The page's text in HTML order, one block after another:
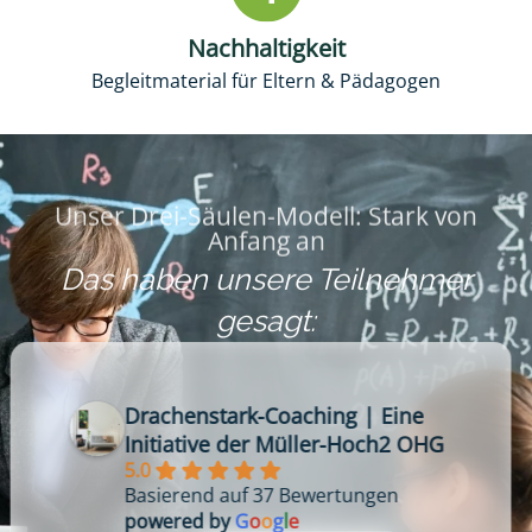
Nachhaltigkeit
Begleitmaterial für Eltern & Pädagogen
Unser Drei-Säulen-Modell: Stark von
Anfang an
Das haben unsere Teilnehmer
gesagt:
Drachenstark-Coaching | Eine
Initiative der Müller-Hoch2 OHG
5.0
Basierend auf 37 Bewertungen
powered byGoogle